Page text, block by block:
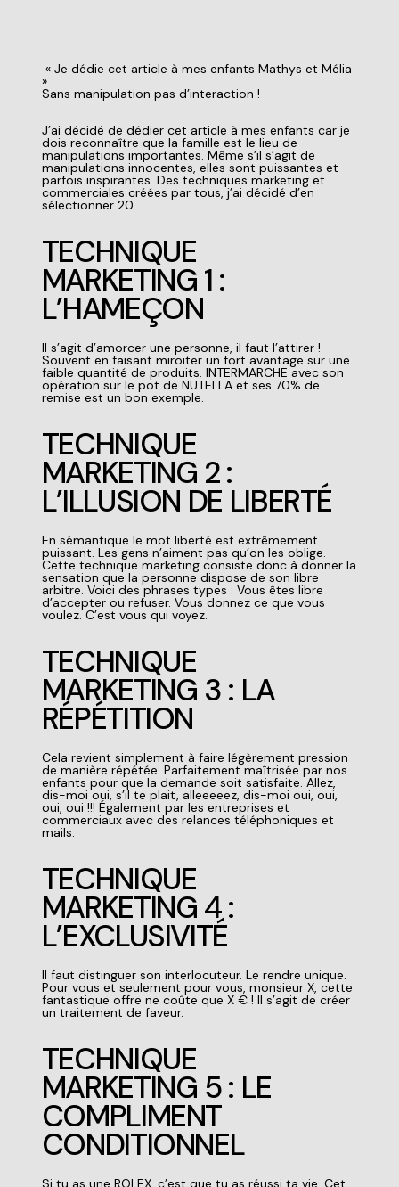
« Je dédie cet article à mes enfants Mathys et Mélia
»
Sans manipulation pas d’interaction !
J’ai décidé de dédier cet article à mes enfants car je
dois reconnaître que la famille est le lieu de
manipulations importantes. Même s’il s’agit de
manipulations innocentes, elles sont puissantes et
parfois inspirantes. Des techniques marketinget
commerciales créées par tous, j’ai décidé d’en
sélectionner 20.
TECHNIQUE
MARKETING 1 :
L’HAMEÇON
Il s’agit d’amorcer une personne, il faut l’attirer !
Souvent en faisant miroiter un fort avantage sur une
faible quantité de produits. INTERMARCHE avec son
opération sur le pot de NUTELLA et ses 70% de
remise est un bon exemple.
TECHNIQUE
MARKETING 2 :
L’ILLUSION DE LIBERTÉ
En sémantique le mot liberté est extrêmement
puissant. Les gens n’aiment pas qu’on les oblige.
Cette technique marketingconsiste donc à donner la
sensation que la personne dispose de son libre
arbitre. Voici des phrases types : Vous êtes libre
d’accepter ou refuser. Vous donnez ce que vous
voulez.C’est vous qui voyez.
TECHNIQUE
MARKETING 3 : LA
RÉPÉTITION
Cela revient simplement à faire légèrement pression
de manière répétée. Parfaitement maîtrisée par nos
enfants pour que la demande soit satisfaite.Allez,
dis-moi oui, s’il te plait, alleeeeez, dis-moi oui, oui,
oui, oui !!! Également par les entreprises et
commerciaux avec des relances téléphoniques et
mails.
TECHNIQUE
MARKETING 4 :
L’EXCLUSIVITÉ
Il faut distinguer son interlocuteur. Le rendre unique.
Pour vous et seulement pour vous, monsieur X, cette
fantastique offre ne coûte que X € ! Il s’agit de créer
un traitement de faveur.
TECHNIQUE
MARKETING 5 : LE
COMPLIMENT
CONDITIONNEL
Si tu as une ROLEX, c’est que tu as réussi ta vie. Cet